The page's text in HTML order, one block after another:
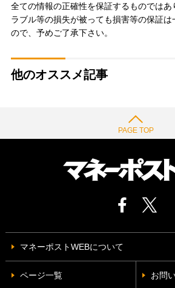
全ての情報の正確性を保証するものではあ
ラブル等の損失が被っても損害等の保証
ので、予めご了承下さい。
他のオススメ記事
PAGE TOP
マネーポストWEBについて
ページ一覧 お問